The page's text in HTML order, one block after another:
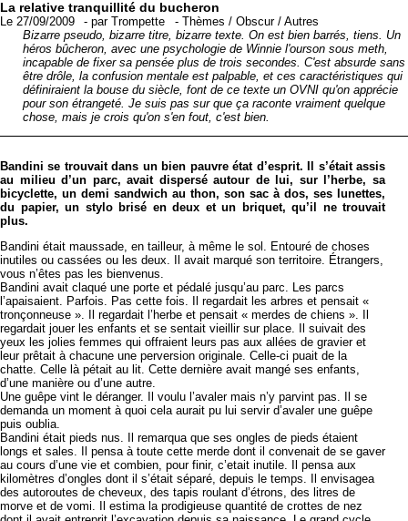
La relative tranquillité du bucheron
Le 27/09/2009 -parTrompette - Thèmes / Obscur/ Autres
Bizarre pseudo, bizarre titre, bizarre texte. On est bien barrés, tiens. Un
héros bûcheron, avec une psychologie de Winnie l'ourson sous meth,
incapable de fixer sa pensée plus de trois secondes. C'est absurde sans
être drôle, la confusion mentale est palpable, et ces caractéristiques qui
définiraient la bouse du siècle, font de ce texte un OVNI qu'on apprécie
pour son étrangeté. Je suis pas sur que ça raconte vraiment quelque
chose, mais je crois qu'on s'en fout, c'est bien.
Bandini se trouvait dans un bien pauvre état d’esprit. Il s’était assis
au milieu d’un parc, avait dispersé autour de lui, sur l’herbe, sa
bicyclette, un demi sandwich au thon, son sac à dos, ses lunettes,
du papier, un stylo brisé en deux et un briquet, qu’il ne trouvait
plus.
Bandini était maussade, en tailleur, à même le sol. Entouré de choses
inutiles ou cassées ou les deux. Il avait marqué son territoire. Étrangers,
vous n’êtes pas les bienvenus.
Bandini avait claqué une porte et pédalé jusqu’au parc. Les parcs
l’apaisaient. Parfois. Pas cette fois. Il regardait les arbres et pensait «
tronçonneuse ». Il regardait l’herbe et pensait « merdes de chiens ». Il
regardait jouer les enfants et se sentait vieillir sur place. Il suivait des
yeux les jolies femmes qui offraient leurs pas aux allées de gravier et
leur prêtait à chacune une perversion originale. Celle-ci puait de la
chatte. Celle là pétait au lit. Cette dernière avait mangé ses enfants,
d’une manière ou d’une autre.
Une guêpe vint le déranger. Il voulu l’avaler mais n’y parvint pas. Il se
demanda un moment à quoi cela aurait pu lui servir d’avaler une guêpe
puis oublia.
Bandini était pieds nus. Il remarqua que ses ongles de pieds étaient
longs et sales. Il pensa à toute cette merde dont il convenait de se gaver
au cours d’une vie et combien, pour finir, c’etait inutile. Il pensa aux
kilomètres d’ongles dont il s’était séparé, depuis le temps. Il envisagea
des autoroutes de cheveux, des tapis roulant d’étrons, des litres de
morve et de vomi. Il estima la prodigieuse quantité de crottes de nez